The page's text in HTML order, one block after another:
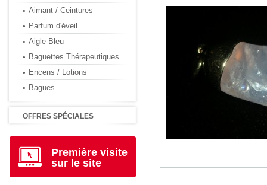
Aimant / Ceintures
Parfum d'éveil
Aigle Bleu
Baguettes Thérapeutiques
Encens / Lotions
Bagues
OFFRES SPÉCIALES
Première visite
sur le site